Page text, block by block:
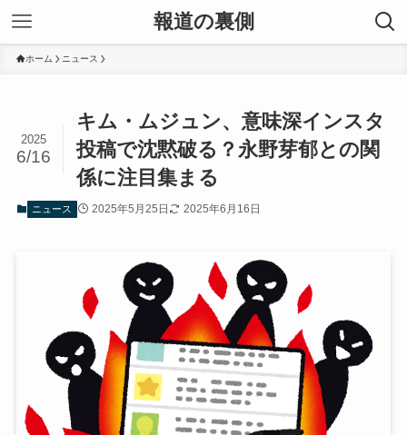
報道の裏側
ホーム ニュース
キム・ムジュン、意味深インスタ
投稿で沈黙破る？永野芽郁との関
係に注目集まる
2025
6/16
ニュース 2025年5月25日 2025年6月16日